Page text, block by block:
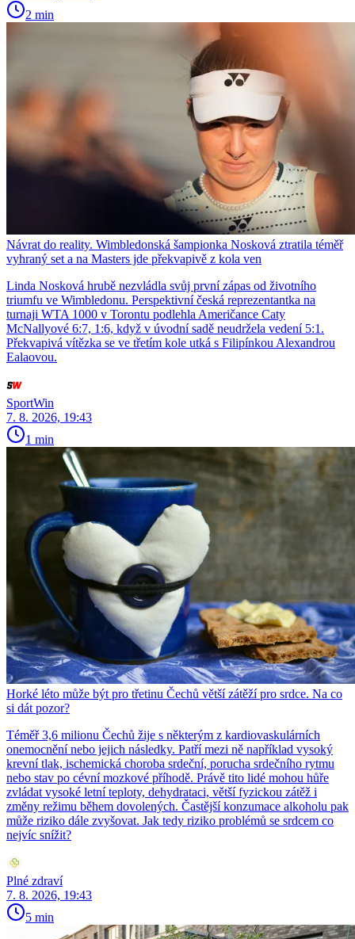
2 min
Návrat do reality. Wimbledonská šampionka Nosková ztratila téměř
vyhraný set a na Masters jde překvapivě z kola ven
Linda Nosková hrubě nezvládla svůj první zápas od životního
triumfu ve Wimbledonu. Perspektivní česká reprezentantka na
turnaji WTA 1000 v Torontu podlehla Američance Caty
McNallyové 6:7, 1:6, když v úvodní sadě neudržela vedení 5:1.
Překvapivá vítězka se ve třetím kole utká s Filipínkou Alexandrou
Ealaovou.
SportWin
7. 8. 2026, 19:43
1 min
Horké léto může být pro třetinu Čechů větší zátěží pro srdce. Na co
si dát pozor?
Téměř 3,6 milionu Čechů žije s některým z kardiovaskulárních
onemocnění nebo jejich následky. Patří mezi ně například vysoký
krevní tlak, ischemická choroba srdeční, porucha srdečního rytmu
nebo stav po cévní mozkové příhodě. Právě tito lidé mohou hůře
zvládat vysoké letní teploty, dehydrataci, větší fyzickou zátěž i
změny režimu během dovolených. Častější konzumace alkoholu pak
může riziko dále zvyšovat. Jak tedy riziko problémů se srdcem co
nejvíc snížit?
Plné zdraví
7. 8. 2026, 19:43
5 min